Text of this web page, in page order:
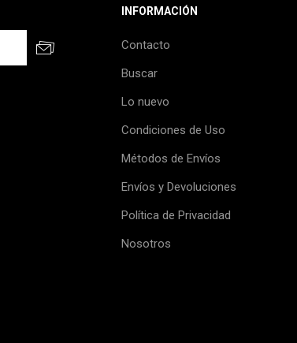
INFORMACIÓN
Contacto
Buscar
Lo nuevo
Condiciones de Uso
Métodos de Envíos
Envíos y Devoluciones
Política de Privacidad
Nosotros